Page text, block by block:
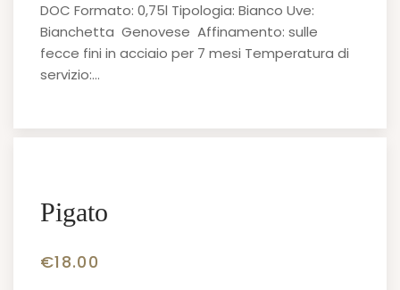
DOC Formato: 0,75l Tipologia: Bianco Uve:
Bianchetta Genovese Affinamento: sulle
fecce fini in acciaio per 7 mesi Temperatura di
servizio:…
Pigato
€18.00